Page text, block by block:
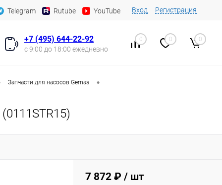
Telegram Rutube YouTube Вход Регистрация
+7 (495) 644-22-92
с 9:00 до 18:00 ежедневно
0 0 0
Запчасти для насосов Gemas •
7 872 ₽ / шт